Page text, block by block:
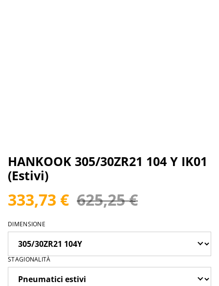
HANKOOK 305/30ZR21 104 Y IK01
(Estivi)
333,73 € 625,25 €
DIMENSIONE
STAGIONALITÀ